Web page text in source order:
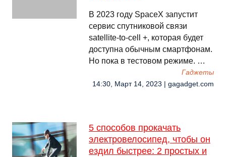
В 2023 году SpaceX запустит
сервис спутниковой связи
satellite-to-cell +, которая будет
доступна обычным смартфонам.
Но пока в тестовом режиме. …
Гаджеты
14:30, Март 14, 2023 | gagadget.com
5 способов прокачать
электровелосипед, чтобы он
ездил быстрее: 2 простых и